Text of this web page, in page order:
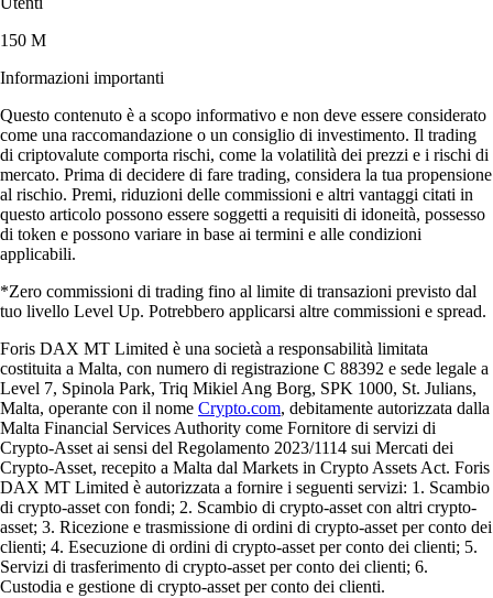
150 M
Informazioni importanti
Questo contenuto è a scopo informativo e non deve essere considerato
come una raccomandazione o un consiglio di investimento. Il trading
di criptovalute comporta rischi, come la volatilità dei prezzi e i rischi di
mercato. Prima di decidere di fare trading, considera la tua propensione
al rischio. Premi, riduzioni delle commissioni e altri vantaggi citati in
questo articolo possono essere soggetti a requisiti di idoneità, possesso
di token e possono variare in base ai termini e alle condizioni
applicabili.
*Zero commissioni di trading fino al limite di transazioni previsto dal
tuo livello Level Up. Potrebbero applicarsi altre commissioni e spread.
Foris DAX MT Limited è una società a responsabilità limitata
costituita a Malta, con numero di registrazione C 88392 e sede legale a
Level 7, Spinola Park, Triq Mikiel Ang Borg, SPK 1000, St. Julians,
Malta, operante con il nome Crypto.com, debitamente autorizzata dalla
Malta Financial Services Authority come Fornitore di servizi di
Crypto-Asset ai sensi del Regolamento 2023/1114 sui Mercati dei
Crypto-Asset, recepito a Malta dal Markets in Crypto Assets Act. Foris
DAX MT Limited è autorizzata a fornire i seguenti servizi: 1. Scambio
di crypto-asset con fondi; 2. Scambio di crypto-asset con altri crypto-
asset; 3. Ricezione e trasmissione di ordini di crypto-asset per conto dei
clienti; 4. Esecuzione di ordini di crypto-asset per conto dei clienti; 5.
Servizi di trasferimento di crypto-asset per conto dei clienti; 6.
Custodia e gestione di crypto-asset per conto dei clienti.